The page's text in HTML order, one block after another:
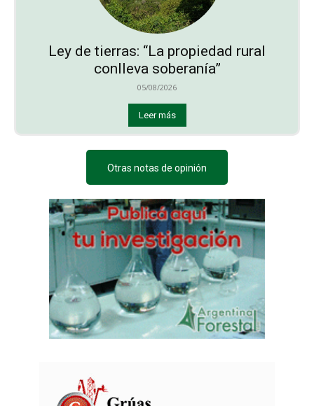
Ley de tierras: “La propiedad rural
conlleva soberanía”
05/08/2026
Leer más
Otras notas de opinión